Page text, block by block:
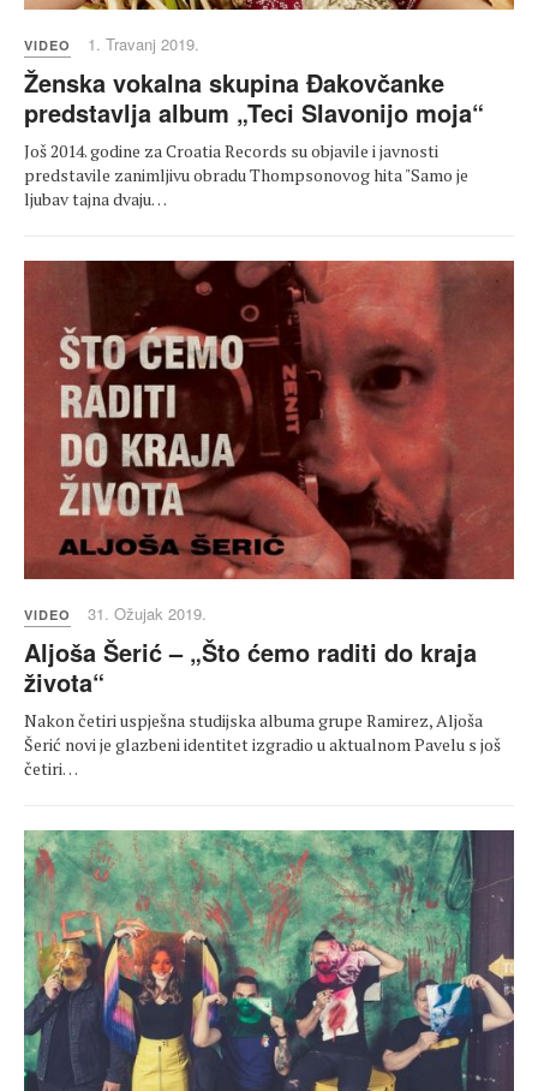
VIDEO 1. Travanj 2019.
Ženska vokalna skupina Đakovčanke
predstavlja album „Teci Slavonijo moja“
Još 2014. godine za Croatia Records su objavile i javnosti
predstavile zanimljivu obradu Thompsonovog hita "Samo je
ljubav tajna dvaju…
VIDEO 31. Ožujak 2019.
Aljoša Šerić – „Što ćemo raditi do kraja
života“
Nakon četiri uspješna studijska albuma grupe Ramirez, Aljoša
Šerić novi je glazbeni identitet izgradio u aktualnom Pavelu s još
četiri…